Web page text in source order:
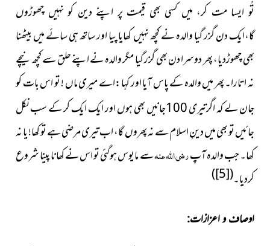
تُو ایسا مت کر، میں کسی بھی قیمت پر اپنے دین کو نہیں چھوڑوں
گا،ایک دن گزر گیا والدہ نے کچھ نہیں کھایا پیا اور ساتھ ہی سائے میں بیٹھنا
بھی چھوڑدیا، پھر دوسرا دن بھی گزر گیا مگر والدہ نے اپنے حلق سے کچھ نیچے
نہ اتارا۔ پھر میں والدہ کے پاس آیا اور کہا :اے میری ماں ! تو اس بات کو
جان لے کہ اگرتیری100جانيں بھی ہوں اور ايک ايک کر کے سب نکل
جائیں تو بھی میں دینِ اسلام سے نہ پھروں گا، اب تیری مرضی ہے تو کھا! یا نہ
کھا۔ جب والدہ آپرضی اللہ عنہسے مایوس ہوگئی تو اس نے کھانا پینا شروع
کردیا۔(
[5]
)
اوصاف و اعزازات: